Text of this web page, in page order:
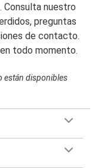
Consulta nuestro
preguntas
de contacto.
todo momento.
están disponibles